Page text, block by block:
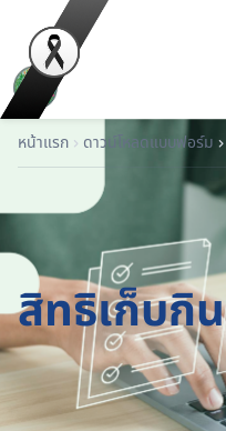
หน้าแรก ดาวน์โหลดแบบฟอร์ม
สิทธิเก็บกิน